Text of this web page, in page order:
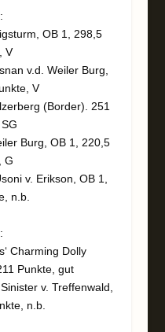
OB 1, 298,5
V
v.d. Weiler Burg,
V
(Border). 251
Burg, OB 1, 220,5
G
v. Erikson, OB 1,
n.b.
Charming Dolly
Punkte, gut
v. Treffenwald,
n.b.